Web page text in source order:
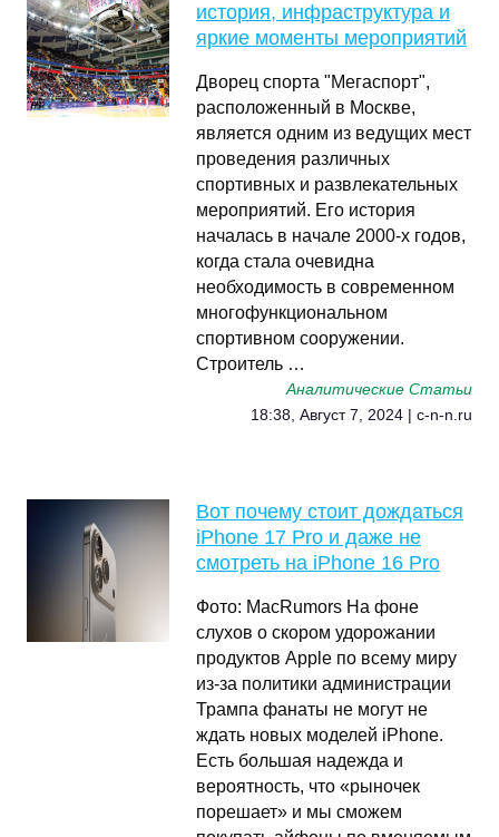
история, инфраструктура и
яркие моменты мероприятий
Дворец спорта "Мегаспорт",
расположенный в Москве,
является одним из ведущих мест
проведения различных
спортивных и развлекательных
мероприятий. Его история
началась в начале 2000-х годов,
когда стала очевидна
необходимость в современном
многофункциональном
спортивном сооружении.
Строитель …
Аналитические Статьи
18:38, Август 7, 2024 | c-n-n.ru
Вот почему стоит дождаться
iPhone 17 Pro и даже не
смотреть на iPhone 16 Pro
Фото: MacRumors На фоне
слухов о скором удорожании
продуктов Apple по всему миру
из-за политики администрации
Трампа фанаты не могут не
ждать новых моделей iPhone.
Есть большая надежда и
вероятность, что «рыночек
порешает» и мы сможем